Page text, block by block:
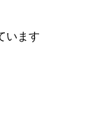
います